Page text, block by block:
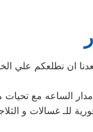
ان نطلعكم علي
الساعه مع تحيات
للـ غسالات و